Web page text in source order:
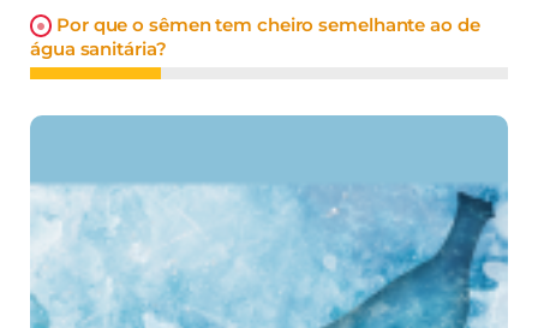
Por que o sêmen tem cheiro semelhante ao de
água sanitária?